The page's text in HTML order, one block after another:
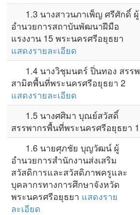
1.3 นางสาวนภาเพ็ญ ศรีศักดิ์ ผู้
อำนวยการสถาบันพัฒนาฝีมือ
แรงงาน 15 พระนครศรีอยุธยา
แสดงรายละเอียด
1.4 นางวิชุมนตร์ ปิ่นทอง สรรพ
สามิตพื้นที่พระนครศรีอยุธยา 2
แสดงรายละเอียด
1.5 นางศศิมา บุณย์สวัสดิ์
สรรพากรพื้นที่พระนครศรีอยุธยา 1
1.6 นายศุภชัย บุญวัฒน์ ผู้
อำนวยการสำนักงานส่งเสริม
สวัสดิการและสวัสดิภาพครูและ
บุคลากรทางการศึกษาจังหวัด
พระนครศรีอยุธยา แสดงราย
ละเอียด